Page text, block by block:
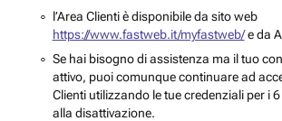
l’Area Clienti è disponibile da sito web
https://www.fastweb.it/myfastweb/e da
Se hai bisogno di assistenza ma il tuo
attivo, puoi comunque continuare ad
Clienti utilizzando le tue credenziali per i
alla disattivazione.